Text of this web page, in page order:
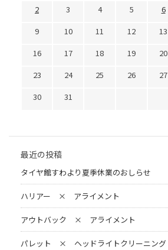
2
3 4 5 6
9
10 11 12 13
16
17 18 19 20
23
24 25 26 27
30
31
最近の投稿
タイヤ館すわより夏季休業のおしらせ
ハリアー × アライメント
アウトバック × アライメント
パレット × ヘッドライトクリーニング